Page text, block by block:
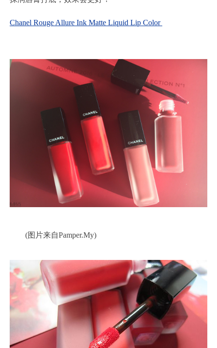
Chanel Rouge Allure Ink Matte Liquid Lip Color
(图片来自Pamper.My)